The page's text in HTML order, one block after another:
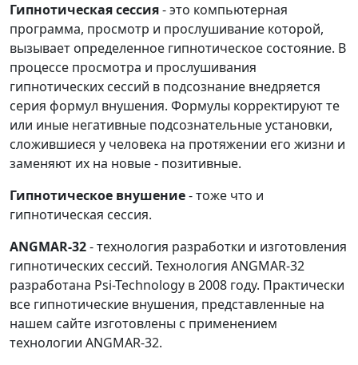
Гипнотическая сессия- это компьютерная
программа, просмотр и прослушивание которой,
вызывает определенное гипнотическое состояние. В
процессе просмотра и прослушивания
гипнотических сессий в подсознание внедряется
серия формул внушения. Формулы корректируют те
или иные негативные подсознательные установки,
сложившиеся у человека на протяжении его жизни и
заменяют их на новые - позитивные.
Гипнотическое внушение- тоже что и
гипнотическая сессия.
ANGMAR-32- технология разработки и изготовления
гипнотических сессий. Технология ANGMAR-32
разработана Psi-Technology в 2008 году. Практически
все гипнотические внушения, представленные на
нашем сайте изготовлены с применением
технологии ANGMAR-32.